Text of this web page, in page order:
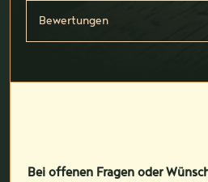
Bewertungen
Bei offenen Fragen oder